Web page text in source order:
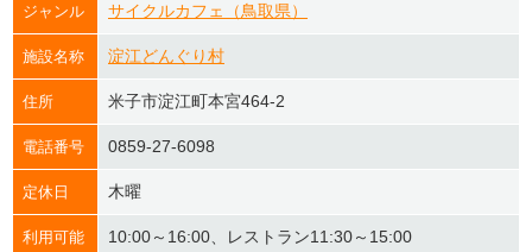
ジャンル サイクルカフェ（鳥取県）
施設名称 淀江どんぐり村
住所 米子市淀江町本宮464-2
電話番号 0859-27-6098
定休日 木曜
利用可能
10:00～16:00、レストラン11:30～15:00